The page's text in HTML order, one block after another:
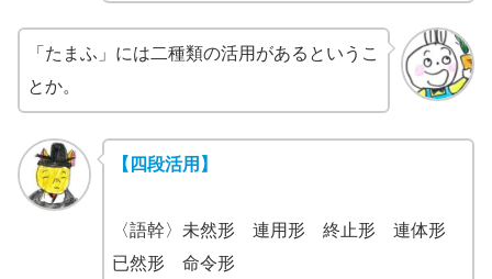
「たまふ」には二種類の活用があるというこ
とか。
【四段活用】
〈語幹〉未然形 連用形 終止形 連体形
已然形 命令形